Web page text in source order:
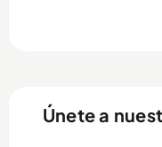
Únete a